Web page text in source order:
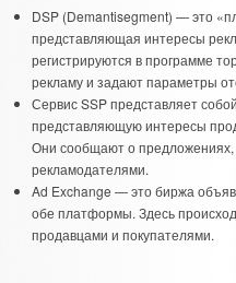
DSP (Demantisegment) — это
представляющая интересы
регистрируются в программе
рекламу и задают параметры
Сервис SSP представляет
представляющую интересы
Они сообщают о
рекламодателями.
Ad Exchange — это биржа
обе платформы. Здесь
продавцами и покупателями.